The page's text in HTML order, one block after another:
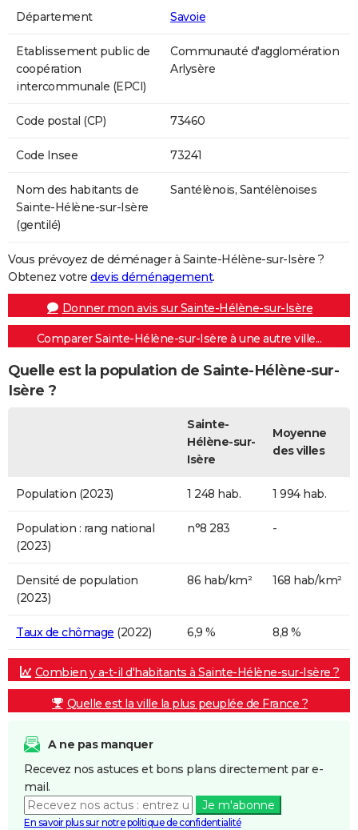
Département Savoie
Etablissement public de
coopération
intercommunale (EPCI)
Communauté d'agglomération
Arlysère
Code postal (CP) 73460
Code Insee 73241
Nom des habitants de
Sainte-Hélène-sur-Isère
(gentilé)
Santélènois, Santélènoises
Vous prévoyez de déménager à Sainte-Hélène-sur-Isère ?
Obtenez votre devis déménagement.
Donner mon avis sur Sainte-Hélène-sur-Isère
Comparer Sainte-Hélène-sur-Isère à une autre ville...
Quelle est la population de Sainte-Hélène-sur-
Isère ?
Sainte-
Hélène-sur-
Isère
Moyenne
des villes
Population (2023) 1 248 hab. 1 994 hab.
Population : rang national
(2023)
n°8 283 -
Densité de population
(2023)
86 hab/km² 168 hab/km²
Taux de chômage (2022) 6,9 % 8,8 %
Combien y a-t-il d'habitants à Sainte-Hélène-sur-Isère ?
Quelle est la ville la plus peuplée de France ?
A ne pas manquer
Recevez nos astuces et bons plans directement par e-
mail.
Je m'abonne
En savoir plus sur notre politique de confidentialité